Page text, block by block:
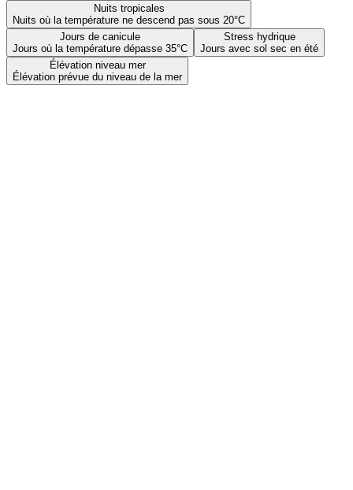
Nuits tropicales
Nuits où la température ne descend pas sous 20°C
Jours de canicule
Jours où la température dépasse 35°C
Stress hydrique
Jours avec sol sec en été
Élévation niveau mer
Élévation prévue du niveau de la mer